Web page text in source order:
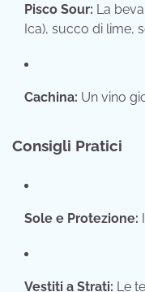
Pisco Sour: La
Ica), succo di lime,
Cachina: Un vino
Consigli Pratici
Sole e Protezione:
Vestiti a Strati: Le